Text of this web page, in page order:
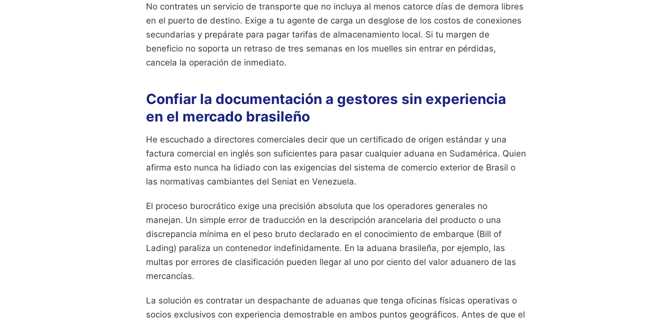
No contrates un servicio de transporte que no incluya al menos catorce días de demora libres
en el puerto de destino. Exige a tu agente de carga un desglose de los costos de conexiones
secundarias y prepárate para pagar tarifas de almacenamiento local. Si tu margen de
beneficio no soporta un retraso de tres semanas en los muelles sin entrar en pérdidas,
cancela la operación de inmediato.
Confiar la documentación a gestores sin experiencia
en el mercado brasileño
He escuchado a directores comerciales decir que un certificado de origen estándar y una
factura comercial en inglés son suficientes para pasar cualquier aduana en Sudamérica. Quien
afirma esto nunca ha lidiado con las exigencias del sistema de comercio exterior de Brasil o
las normativas cambiantes del Seniat en Venezuela.
El proceso burocrático exige una precisión absoluta que los operadores generales no
manejan. Un simple error de traducción en la descripción arancelaria del producto o una
discrepancia mínima en el peso bruto declarado en el conocimiento de embarque (Bill of
Lading) paraliza un contenedor indefinidamente. En la aduana brasileña, por ejemplo, las
multas por errores de clasificación pueden llegar al uno por ciento del valor aduanero de las
mercancías.
La solución es contratar un despachante de aduanas que tenga oficinas físicas operativas o
socios exclusivos con experiencia demostrable en ambos puntos geográficos. Antes de que el